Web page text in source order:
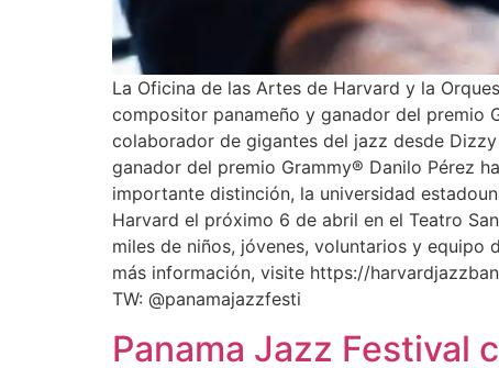
La Oficina de las Artes de Harvard y la
compositor panameño y ganador del premio
colaborador de gigantes del jazz desde
ganador del premio Grammy®️ Danilo Pérez
importante distinción, la universidad
Harvard el próximo 6 de abril en el Teatro
miles de niños, jóvenes, voluntarios y equipo
más información, visite https://
TW: @panamajazzfesti
Panama Jazz Festival